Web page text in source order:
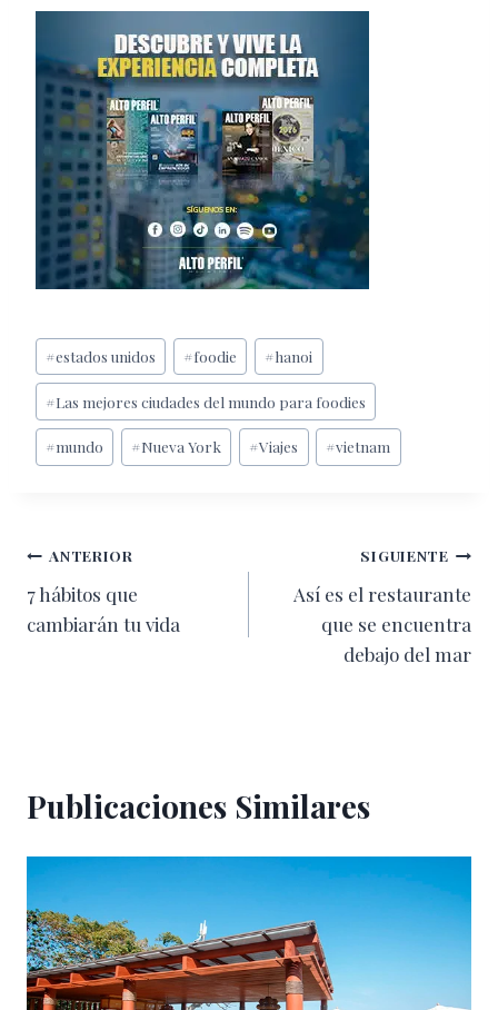
Etiquetas
de
la
entrada:
#estados unidos #foodie #hanoi
#Las mejores ciudades del mundo para foodies
#mundo #Nueva York #Viajes #vietnam
Navegación
de
ANTERIOR
7 hábitos que
cambiarán tu vida
SIGUIENTE
Así es el restaurante
que se encuentra
debajo del mar
Publicaciones Similares